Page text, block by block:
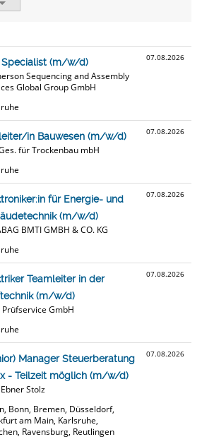
07.08.2026
(m/w/d)
Sequencing and Assembly
Global Group GmbH
07.08.2026
in Bauwesen (m/w/d)
für Trockenbau mbH
07.08.2026
für Energie- und
(m/w/d)
BMTI GMBH & CO. KG
07.08.2026
Teamleiter in der
(m/w/d)
Prüfservice GmbH
07.08.2026
Manager Steuerberatung
- Teilzeit möglich (m/w/d)
Ebner Stolz
Bonn, Bremen, Düsseldorf,
am Main, Karlsruhe,
Ravensburg, Reutlingen